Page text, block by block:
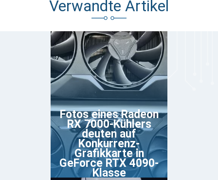
Verwandte Artikel
Fotos eines Radeon
RX 7000-Kühlers
deuten auf
Konkurrenz-
Grafikkarte in
GeForce RTX 4090-
Klasse